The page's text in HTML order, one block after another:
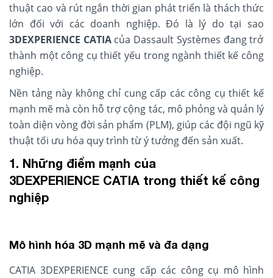
thuật cao và rút ngắn thời gian phát triển là thách thức
lớn đối với các doanh nghiệp. Đó là lý do tại sao
3DEXPERIENCE CATIAcủa Dassault Systèmes đang trở
thành một công cụ thiết yếu trong ngành thiết kế công
nghiệp.
Nền tảng này không chỉ cung cấp các công cụ thiết kế
mạnh mẽ mà còn hỗ trợ cộng tác, mô phỏng và quản lý
toàn diện vòng đời sản phẩm (PLM), giúp các đội ngũ kỹ
thuật tối ưu hóa quy trình từ ý tưởng đến sản xuất.
1. Những điểm mạnh của
3DEXPERIENCE CATIA trong thiết kế công
nghiệp
Mô hình hóa 3D mạnh mẽ và đa dạng
CATIA 3DEXPERIENCE cung cấp các công cụ mô hình